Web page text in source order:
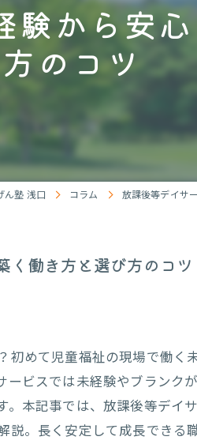
から安
のコツ
ん塾 浅口 コラム 放課後等デイサ
く働き方と選び方のコツ
めて児童福祉の現場で働く
ビスでは未経験やブランク
本記事では、放課後等デイ
。長く安定して成長できる